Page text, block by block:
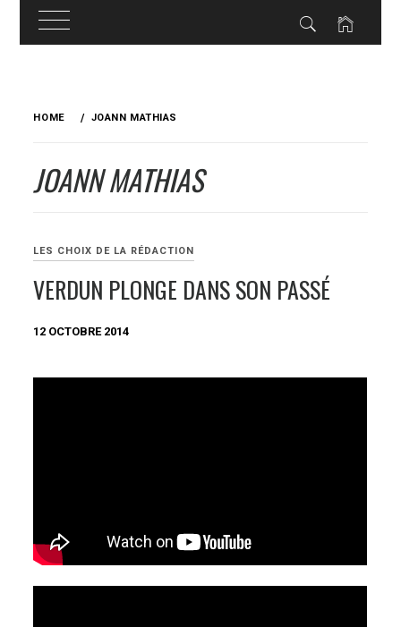
HOME JOANN MATHIAS
JOANN MATHIAS
LES CHOIX DE LA RÉDACTION
VERDUN PLONGE DANS SON PASSÉ
12 OCTOBRE 2014